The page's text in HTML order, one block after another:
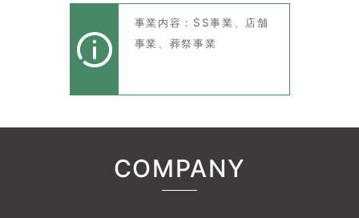
事業内容：SS事業、店舗
事業、葬祭事業
COMPANY